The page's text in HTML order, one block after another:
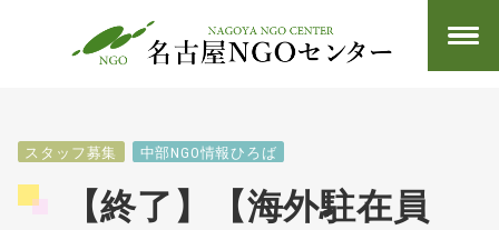
スタッフ募集 中部NGO情報ひろば
【終了】【海外駐在員